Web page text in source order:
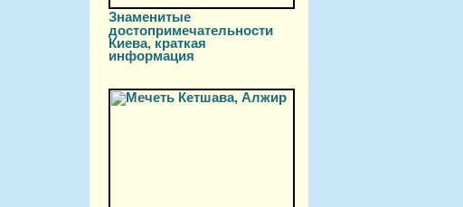
Знаменитые
достопримечательности
Киева, краткая
информация